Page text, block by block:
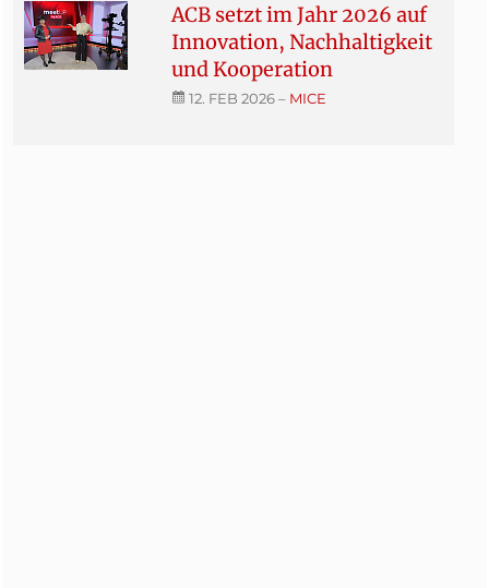
ACB setzt im Jahr 2026 auf
Innovation, Nachhaltigkeit
und Kooperation
12. FEB 2026– MICE